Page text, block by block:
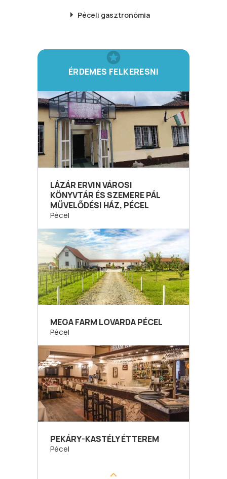
Péceli gasztronómia
ÉRDEMES FELKERESNI
LÁZÁR ERVIN VÁROSI
KÖNYVTÁR ÉS SZEMERE PÁL
MŰVELŐDÉSI HÁZ, PÉCEL
Pécel
MEGA FARM LOVARDA PÉCEL
Pécel
PEKÁRY-KASTÉLY ÉTTEREM
Pécel